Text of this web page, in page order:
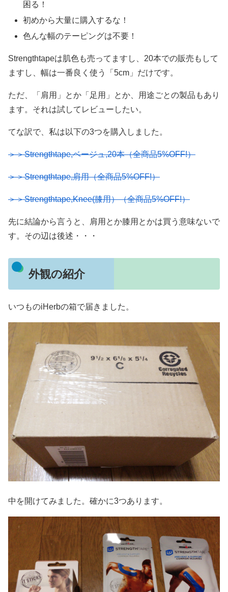
困る！
初めから大量に購入するな！
色んな幅のテーピングは不要！
Strengthtapeは肌色も売ってますし、20本での販売もして
ますし、幅は一番良く使う「5cm」だけです。
ただ、「肩用」とか「足用」とか、用途ごとの製品もあり
ます。それは試してレビューしたい。
てな訳で、私は以下の3つを購入しました。
＞＞Strengthtape,ベージュ,20本（全商品5%OFF!）
＞＞Strengthtape,肩用（全商品5%OFF!）
＞＞Strengthtape,Knee(膝用）（全商品5%OFF!）
先に結論から言うと、肩用とか膝用とかは買う意味ないで
す。その辺は後述・・・
外観の紹介
いつものiHerbの箱で届きました。
中を開けてみました。確かに3つあります。